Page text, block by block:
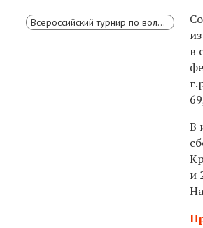
Всероссийский турнир по вольной борьбе на призы Бувайсара Сайтиева
в
В
и